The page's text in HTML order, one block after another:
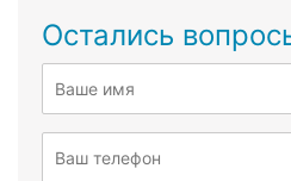
Остались